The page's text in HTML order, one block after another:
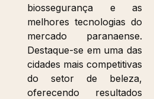
biossegurança e as
melhores tecnologias do
mercado paranaense.
Destaque-se em uma das
cidades mais competitivas
do setor de beleza,
oferecendo resultados